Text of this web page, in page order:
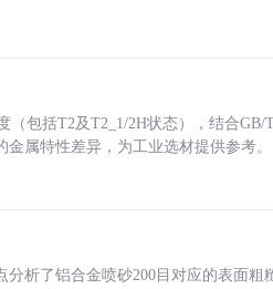
包括T2及T2_1/2H状态），结合GB/
属特性差异，为工业选材提供参考。
析了铝合金喷砂200目对应的表面粗